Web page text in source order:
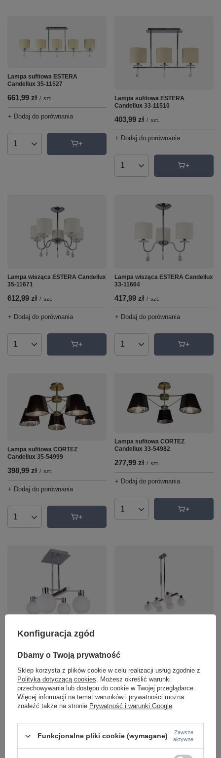
Lampa sufitowa ESTERA
Candellux 35-11527
661,99 zł / szt.
+ Dodaj do porównania
Ilość produktów
Lampa sufitowa ESTERA
Candellux 33-11510
403,99 zł / szt.
+ Dodaj do porównania
Ilość produktów
Lampa wisząca ESTERA Candellux
35-11671
612,99 zł / szt.
+ Dodaj do porównania
Ilość produktów
Lampa wisząca ESTERA Candellux
33-11664
417,99 zł / szt.
+ Dodaj do porównania
Ilość produktów
Lampa sufitowa CORTEZ
Candellux 35-54999
398,99 zł / szt.
+ Dodaj do porównania
Ilość produktów
Lampa sufitowa CORTEZ
Candellux 33-54982
277,99 zł / szt.
+ Dodaj do porównania
Ilość produktów
Candellux 34-01467
+ Dodaj do porównania
Ilość produktów
+ Dodaj do porównania
Ilość produktów
Konfiguracja zgód
Dbamy o Twoją prywatność
Sklep korzysta z plików cookie w celu realizacji usług zgodnie z
Polityką dotyczącą cookies. Możesz określić warunki
przechowywania lub dostępu do cookie w Twojej przeglądarce.
Więcej informacji na temat warunków i prywatności można
znaleźć także na stronie Prywatność i warunki Google.
Funkcjonalne pliki cookie (wymagane)
Zawsze
aktywne